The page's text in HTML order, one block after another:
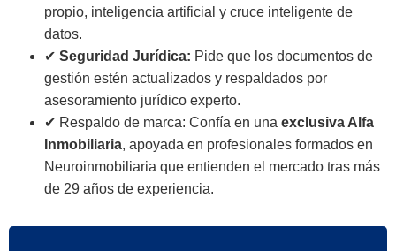
propio, inteligencia artificial y cruce inteligente de
datos.
✔ Seguridad Jurídica: Pide que los documentos de
gestión estén actualizados y respaldados por
asesoramiento jurídico experto.
✔ Respaldo de marca: Confía en una exclusiva Alfa
Inmobiliaria, apoyada en profesionales formados en
Neuroinmobiliaria que entienden el mercado tras más
de 29 años de experiencia.